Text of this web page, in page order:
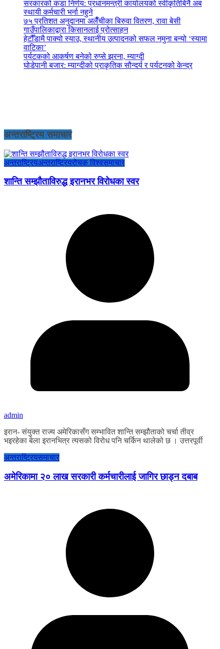
सरकारको कडा निर्णय: प्रधानमन्त्री कार्यालयको स्वीकृतिबिनै अब
स्थायी कर्मचारी भर्ना नहुने
७५ प्रतिशत अनुदानमा अलैँचीका बिरुवा वितरण, रावा बेसी
गाउँपालिकाद्वारा किसानलाई प्रोत्साहन
हेटौँडामै पाक्यो स्याउ, स्थानीय उत्पादनको सफल नमुना बन्यो ‘स्यामा
वाटिका’
पर्यटकको आकर्षण बनेको रुप्से झरना, म्याग्दी
घोडेपानी बजार: म्याग्दीको प्राकृतिक सौन्दर्य र पर्यटनको केन्द्र
अन्तराष्ट्रिय समाचार
अन्तराष्ट्रियअन्तराष्ट्रियरोचक विश्वसमाचार
शान्ति सम्झौताविरुद्ध इरानभर विरोधका स्वर
admin
इरान- संयुक्त राज्य अमेरिकासँग सम्भावित शान्ति सम्झौताको चर्चा तीव्र
भइरहेका बेला इरानभित्र त्यसको विरोध पनि चर्किन थालेको छ । उत्तरपूर्वी
अन्तराष्ट्रियसमाचार
अमेरिकामा २० लाख सरकारी कर्मचारीलाई जागिर छाड्न दबाब